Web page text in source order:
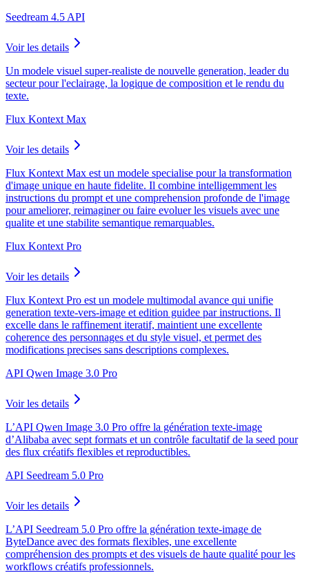
Seedream 4.5 API
Voir les details
Un modele visuel super-realiste de nouvelle generation, leader du
secteur pour l'eclairage, la logique de composition et le rendu du
texte.
Flux Kontext Max
Voir les details
Flux Kontext Max est un modele specialise pour la transformation
d'image unique en haute fidelite. Il combine intelligemment les
instructions du prompt et une comprehension profonde de l'image
pour ameliorer, reimaginer ou faire evoluer les visuels avec une
qualite et une stabilite semantique remarquables.
Flux Kontext Pro
Voir les details
Flux Kontext Pro est un modele multimodal avance qui unifie
generation texte-vers-image et edition guidee par instructions. Il
excelle dans le raffinement iteratif, maintient une excellente
coherence des personnages et du style visuel, et permet des
modifications precises sans descriptions complexes.
API Qwen Image 3.0 Pro
Voir les details
L’API Qwen Image 3.0 Pro offre la génération texte-image
d’Alibaba avec sept formats et un contrôle facultatif de la seed pour
des flux créatifs flexibles et reproductibles.
API Seedream 5.0 Pro
Voir les details
L’API Seedream 5.0 Pro offre la génération texte-image de
ByteDance avec des formats flexibles, une excellente
compréhension des prompts et des visuels de haute qualité pour les
workflows créatifs professionnels.